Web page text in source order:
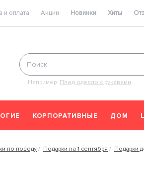
и оплата Акции Новинки Хиты
Например: Плед-одеяло с рукавами
КОРПОРАТИВНЫЕ ДОМ
по поводу Подарки на 1 сентября Подарки